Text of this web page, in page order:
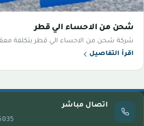
شحن من الاحساء الي قطر
شركة شحن من الاحساء الي قطر بتكلفة معقولة
اقرأ التفاصيل
اتصال مباشر